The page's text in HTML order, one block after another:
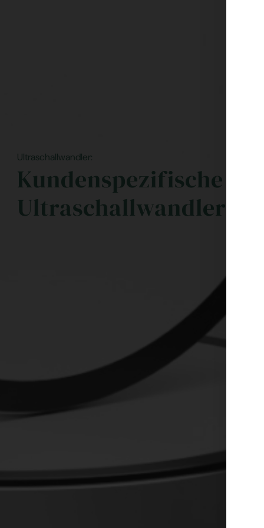
Ultraschallwandler:
Kundenspezifische
Ultraschallwandler